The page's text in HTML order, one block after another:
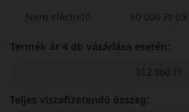
Nem elérhető
80 000 Ft-tól
Termék ár 4 db vásárlása esetén:
312 360 Ft
Teljes viszafizetendő összeg: